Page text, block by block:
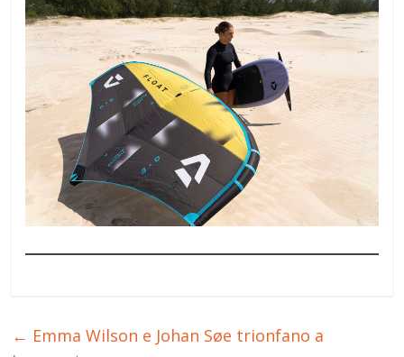
← Emma Wilson e Johan Søe trionfano a